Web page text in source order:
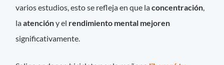
varios estudios, esto se refleja en que laconcentración,
laatencióny el rendimiento mental mejoren
significativamente.